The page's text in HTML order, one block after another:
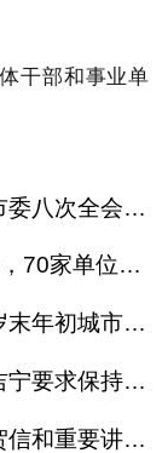
干部和事业单
上海未来五年要这么干！十二届市委八次全会审议通过上海“十五五”规划建议
第八届进博会“最美服务窗口”揭晓，70家单位诠释“上海服务”温度
市委常委会研究巡视整改，部署岁末年初城市安全工作
两整天的市委学习讨论会上，陈吉宁要求保持战略定力始终坚定信心善于科学应对
市委常委会传达学习总书记重要贺信和重要讲话精神，研究党建引领物业治理等工作